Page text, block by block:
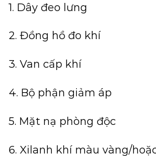
1. Dây đeo lưng
2. Đồng hồ đo khí
3. Van cấp khí
4. Bộ phận giảm áp
5. Mặt nạ phòng độc
6. Xilanh khí màu vàng/